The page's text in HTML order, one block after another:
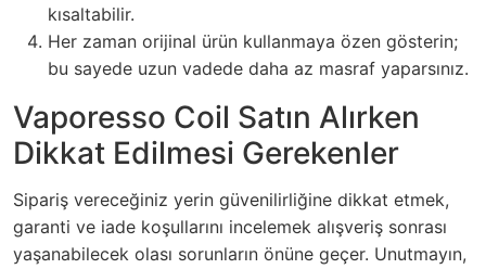
kısaltabilir.
Her zaman orijinal ürün kullanmaya özen gösterin;
bu sayede uzun vadede daha az masraf yaparsınız.
Vaporesso Coil Satın Alırken
Dikkat Edilmesi Gerekenler
Sipariş vereceğiniz yerin güvenilirliğine dikkat etmek,
garanti ve iade koşullarını incelemek alışveriş sonrası
yaşanabilecek olası sorunların önüne geçer. Unutmayın,